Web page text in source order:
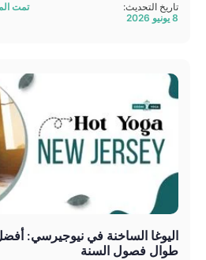
تاريخ التحديث:
8 يونيو 2026
تمت
اليوغا الساخنة في نيوجيرسي:
طوال فصول السنة